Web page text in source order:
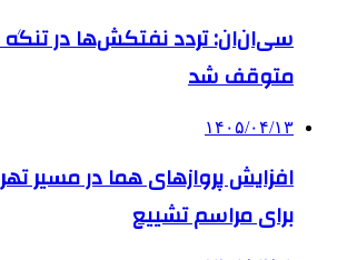
سی‌ان‌ان: تردد نفتکش‌ها در تنگه
متوقف شد
۱۴۰۵/۰۴/۱۳
افزایش پروازهای هما در مسیر
برای مراسم تشییع